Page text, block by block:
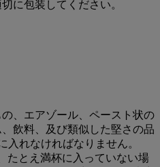
に包装してください。
、エアゾール、ペースト状の
飲料、及び類似した堅さの品
入れなければなりません。
たとえ満杯に入っていない場